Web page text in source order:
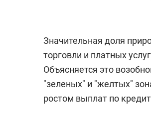
Значительная доля
торговли и платных
Объясняется это
"зеленых" и "желтых"
ростом выплат по